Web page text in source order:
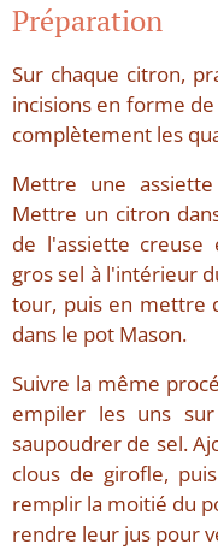
Préparation
Sur chaque citron,
incisions en forme
complètement les
Mettre une
Mettre un citron
de l'assiette creuse
gros sel à l'intérieur
tour, puis en mettre
dans le pot Mason.
Suivre la même
empiler les uns
saupoudrer de sel.
clous de girofle,
remplir la moitié du
rendre leur jus pour